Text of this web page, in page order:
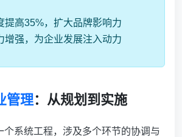
提高35%，扩大品牌影响力
增强，为企业发展注入动力
管理：从规划到实施
个系统工程，涉及多个环节的协调与